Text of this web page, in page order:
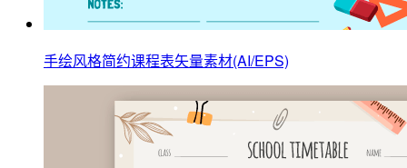
手绘风格简约课程表矢量素材(AI/EPS)